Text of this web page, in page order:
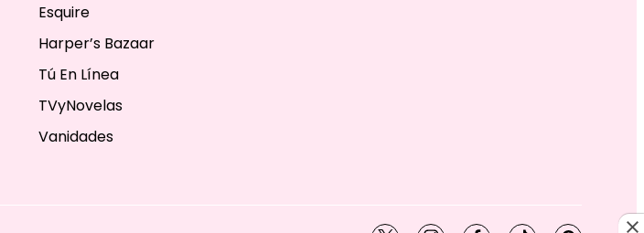
Esquire
Harper’s Bazaar
Tú En Línea
TVyNovelas
Vanidades